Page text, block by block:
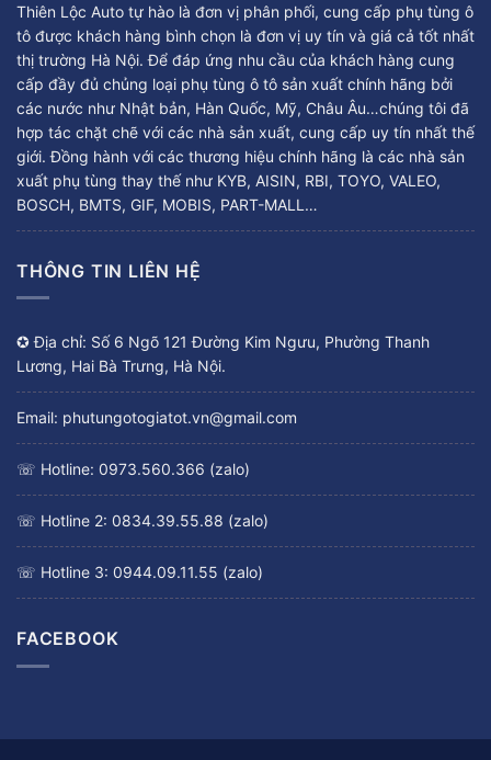
Thiên Lộc Auto tự hào là đơn vị phân phối, cung cấp phụ tùng ô
tô được khách hàng bình chọn là đơn vị uy tín và giá cả tốt nhất
thị trường Hà Nội. Để đáp ứng nhu cầu của khách hàng cung
cấp đầy đủ chủng loại phụ tùng ô tô sản xuất chính hãng bởi
các nước như Nhật bản, Hàn Quốc, Mỹ, Châu Âu…chúng tôi đã
hợp tác chặt chẽ với các nhà sản xuất, cung cấp uy tín nhất thế
giới. Đồng hành với các thương hiệu chính hãng là các nhà sản
xuất phụ tùng thay thế như KYB, AISIN, RBI, TOYO, VALEO,
BOSCH, BMTS, GIF, MOBIS, PART-MALL…
THÔNG TIN LIÊN HỆ
✪ Địa chỉ: Số 6 Ngõ 121 Đường Kim Ngưu, Phường Thanh
Lương, Hai Bà Trưng, Hà Nội.
Email: phutungotogiatot.vn@gmail.com
☏ Hotline: 0973.560.366 (zalo)
☏ Hotline 2: 0834.39.55.88 (zalo)
☏ Hotline 3: 0944.09.11.55 (zalo)
FACEBOOK